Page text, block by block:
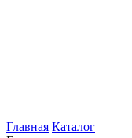
Главная Каталог